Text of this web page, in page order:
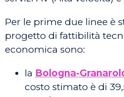
Per le prime due linee è
progetto di fattibilità
economica sono:
la Bologna-
costo stimato è di